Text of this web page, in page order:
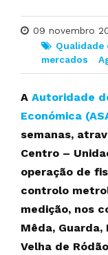
09 novembro
Qualidade
mercados
A Autoridade
Económica
semanas,
Centro –
operação de
controlo
medição, nos
Mêda, Guarda,
Velha de